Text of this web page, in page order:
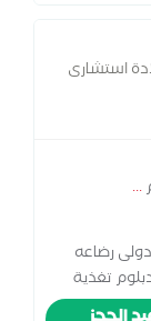
استشارى
الاطفال
...
رضاعه
تغذية